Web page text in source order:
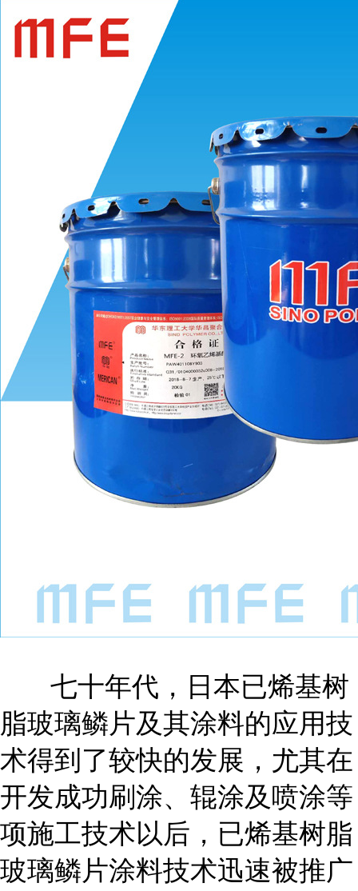
七十年代，日本已烯基树
脂玻璃鳞片及其涂料的应用技
术得到了较快的发展，尤其在
开发成功刷涂、辊涂及喷涂等
项施工技术以后，已烯基树脂
玻璃鳞片涂料技术迅速被推广